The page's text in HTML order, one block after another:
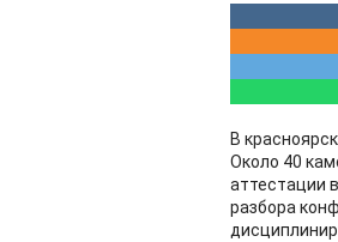
​В
Около 40
аттестации
разбора